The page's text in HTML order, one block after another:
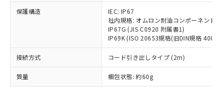
保護構造
IEC: IP67
社内規格: オムロン耐油コンポーネント
IP67G (JIS C0920 附属書1)
IP69K (ISO 20653規格(旧DIN規格
接続方式 コード引き出しタイプ (2m)
質量 梱包状態: 約60g
覧された時点での実際の在庫および標
準価格とは異なる場合があることをご
了承ください。
正式な納期状況および標準価格はお客
様のお取引先、またはお客様担当のオ
ムロン制御機器販売店・当社販売員に
ご相談ください。
オムロン制御機器販売店や当社販売拠
鉛(Pb) 1000ppm以下、 水銀(Hg) 1000ppm以下、 カド
ミウム(Cd) 100ppm以下、
六価クロム(Cr(Ⅵ)) 1000ppm以下、ポリ臭化ビフェニル
類(PBB) 1000ppm以下、ポリ臭化ジフェニルエーテル類
(PBDE) 1000ppm以下、フタル酸ビス(2-エチルヘキシ
ル) (DEHP)(別名：DOP) 1000ppm以下、フタル酸ブチ
ルベンジル（BBP） 1000ppm以下、フタル酸ジブチル
（DBP） 1000ppm以下、フタル酸ジイソブチル
Pb(鉛) :1000ppm、 Hg(水銀) : 1000ppm、 Cd(カドミウ
Cr(Ⅵ)(六価クロム) : 1000ppm、 PBBs(ポリ臭化ビフェ
ニル類) : 1000ppm、 PBDEs(ポリ臭化ジフェニルエーテ
DBP(フタル酸ジブチル) : 1000ppm、 DIBP(フタル酸ジ
イソブチル) : 1000ppm、 BBP(フタル酸ブチルベンジ
DEHP(フタル酸ビス(2-エチルヘキシル)) : 1000ppm
国政府の輸出許可(または役務取引許
可)を取得するなどの必要な手続きを
当社は規制貨物を破棄する場合は、完
全に破砕するなど、違法に輸出されな
いよう必要な手段を講じます。
当社は貴社製品を、核兵器、ミサイ
ル、化学兵器、生物兵器またはその他
一定数以上の在庫あり
一定数には満たないが在庫あり
在庫なし(最新の在庫状況につ